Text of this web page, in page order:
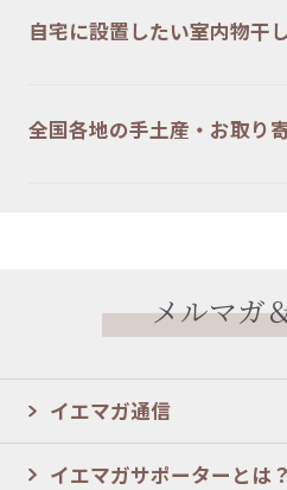
自宅に設置したい室内物干
全国各地の手土産・お取り
メルマガ
イエマガ通信
イエマガサポーターとは？